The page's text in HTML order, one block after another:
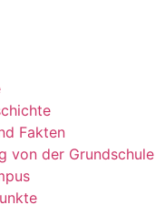
Fakten
von der Grundschule